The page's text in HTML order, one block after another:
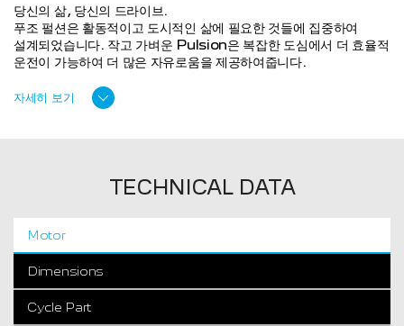
당신의 삶, 당신의 드라이브.
푸조 펄션은 활동적이고 도시적인 삶에 필요한 것들에 집중하여
설계되었습니다. 작고 가벼운 Pulsion은 복잡한 도심에서 더 효율적
운전이 가능하여 더 많은 자유로움을 제공하여줍니다.
자세히 보기
TECHNICAL DATA
Motor
Dimensions
Cycle Part